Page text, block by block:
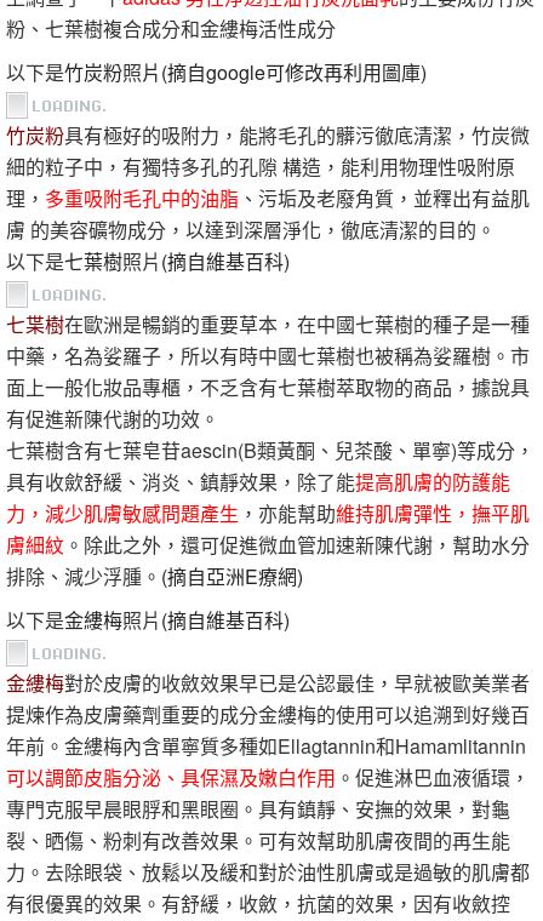
粉、七葉樹複合成分和金縷梅活性成分
以下是竹炭粉照片(摘自google可修改再利用圖庫)
竹炭粉具有極好的吸附力，能將毛孔的髒污徹底清潔，竹炭微
細的粒子中，有獨特多孔的孔隙 構造，能利用物理性吸附原
理， 多重吸附毛孔中的油脂 、污垢及老廢角質，並釋出有益肌
膚 的美容礦物成分，以達到深層淨化，徹底清潔的目的。
以下是七葉樹照片(摘自維基百科)
七枼樹在歐洲是暢銷的重要草本，在中國七葉樹的種子是一種
中藥，名為娑羅子，所以有時中國七葉樹也被稱為娑羅樹。市
面上一般化妝品專櫃，不乏含有七葉樹萃取物的商品，據說具
有促進新陳代謝的功效。
七葉樹含有七葉皂苷aescin(B類黃酮、兒茶酸、單寧)等成分，
具有收歛舒緩、消炎、鎮靜效果，除了能提高肌膚的防護能
力，減少肌膚敏感問題產生 ，亦能幫助維持肌膚彈性，撫平肌
膚細紋 。除此之外，還可促進微血管加速新陳代謝，幫助水分
排除、減少浮腫。 (摘自亞洲E療網)
以下是金縷梅照片(摘自維基百科)
金縷梅對於皮膚的收斂效果早已是公認最佳，早就被歐美業者
提煉作為皮膚藥劑重要的成分金縷梅的使用可以追溯到好幾百
年前。金縷梅內含單寧質多種如Ellagtannin和Hamamlitannin
可以調節皮脂分泌、具保濕及嫩白作用 。促進淋巴血液循環，
專門克服早晨眼脬和黑眼圈。具有鎮靜、安撫的效果，對龜
裂、晒傷、粉刺有改善效果。可有效幫助肌膚夜間的再生能
力。去除眼袋、放鬆以及緩和對於油性肌膚或是過敏的肌膚都
有很優異的效果。有舒緩，收斂，抗菌的效果，因有收斂控